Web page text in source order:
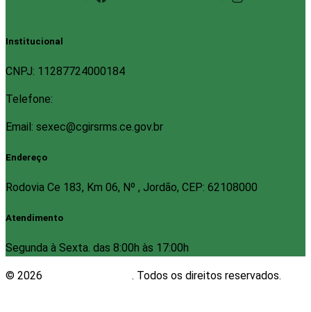
Institucional
CNPJ: 11287724000184
Telefone:
Email: sexec@cgirsrms.ce.gov.br
Endereço
Rodovia Ce 183, Km 06, Nº , Jordão, CEP: 62108000
Atendimento
Segunda à Sexta. das 8:00h às 17:00h
© 2026 . Todos os direitos reservados.